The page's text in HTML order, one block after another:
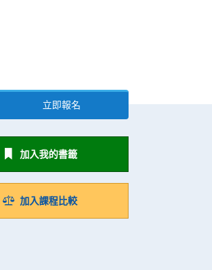
立即報名
加入我的書籤
加入課程比較